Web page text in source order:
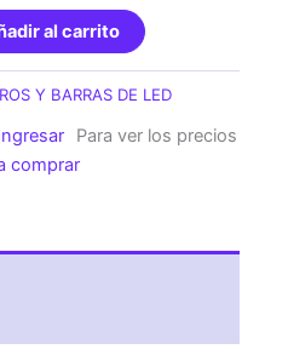
al carrito
Y BARRAS DE LED
Para ver los precios
comprar